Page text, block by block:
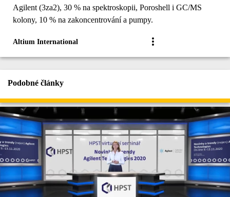
Agilent (3za2), 30 % na spektroskopii, Poroshell i GC/MS
kolony, 10 % na zakoncentrování a pumpy.
Altium International
Podobné články